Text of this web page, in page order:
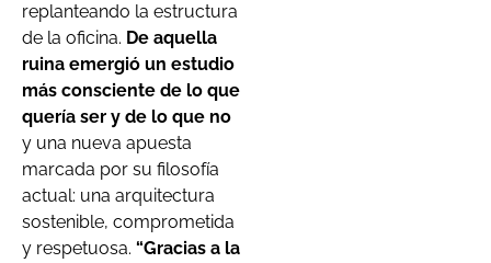
replanteando la estructura
de la oficina. De aquella
ruina emergió un estudio
más consciente de lo que
quería ser y de lo que no
y una nueva apuesta
marcada por su filosofía
actual: una arquitectura
sostenible, comprometida
y respetuosa. “Gracias a la